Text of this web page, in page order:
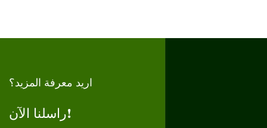
اريد معرفة المزيد؟
راسلنا الآن!